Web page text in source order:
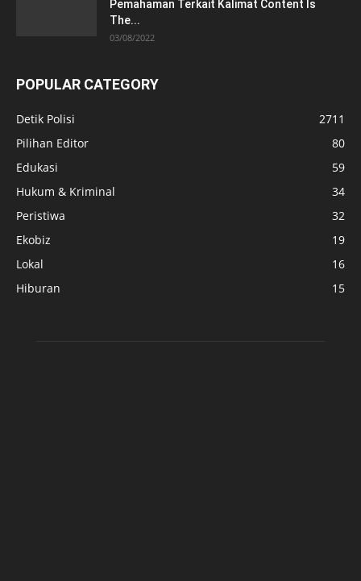
Pemahaman Terkait Kalimat Content Is
The...
03/08/2022
POPULAR CATEGORY
Detik Polisi
2711
Pilihan Editor
80
Edukasi
59
Hukum & Kriminal
34
Peristiwa
32
Ekobiz
19
Lokal
16
Hiburan
15